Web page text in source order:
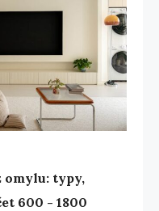
omylu: typy,
600 - 1800